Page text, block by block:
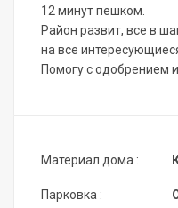
12 минут пешком.
Район развит, все в
на все
Помогу с одобрением
Материал дома :
Парковка :